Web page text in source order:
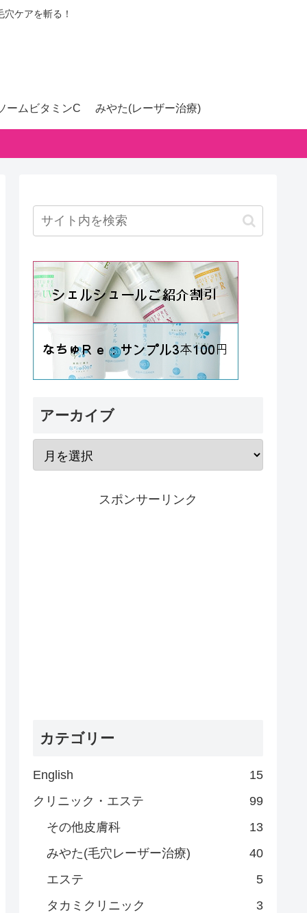
ケアを斬る！
ームビタミンC みやた(レーザー治療)
アーカイブ
スポンサーリンク
カテゴリー
English
15
クリニック・エステ
99
その他皮膚科
13
みやた(毛穴レーザー治療)
40
エステ
5
タカミクリニック
3